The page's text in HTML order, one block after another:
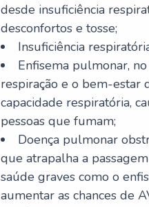
desde insuficiência
desconfortos e tosse;
Insuficiência
Enfisema pulmonar,
respiração e o bem-estar
capacidade respiratória,
pessoas que fumam;
Doença pulmonar
que atrapalha a
saúde graves como o
aumentar as chances de